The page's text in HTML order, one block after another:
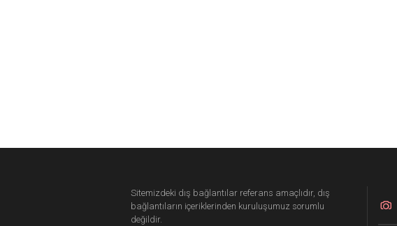
Sitemizdeki dış bağlantılar referans amaçlıdır, dış
bağlantıların içeriklerinden kuruluşumuz sorumlu
değildir.